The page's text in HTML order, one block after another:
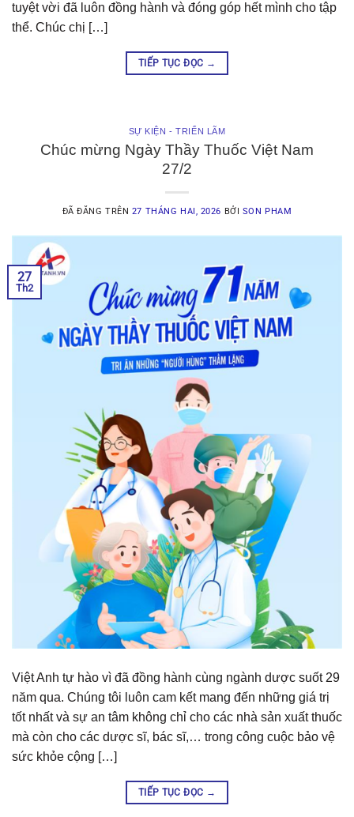
tuyệt vời đã luôn đồng hành và đóng góp hết mình cho tập
thể. Chúc chị […]
TIẾP TỤC ĐỌC →
SỰ KIỆN - TRIỂN LÃM
Chúc mừng Ngày Thầy Thuốc Việt Nam
27/2
ĐÃ ĐĂNG TRÊN 27 THÁNG HAI, 2026 BỞI SON PHAM
27
Th2
Việt Anh tự hào vì đã đồng hành cùng ngành dược suốt 29
năm qua. Chúng tôi luôn cam kết mang đến những giá trị
tốt nhất và sự an tâm không chỉ cho các nhà sản xuất thuốc
mà còn cho các dược sĩ, bác sĩ,… trong công cuộc bảo vệ
sức khỏe cộng […]
TIẾP TỤC ĐỌC →